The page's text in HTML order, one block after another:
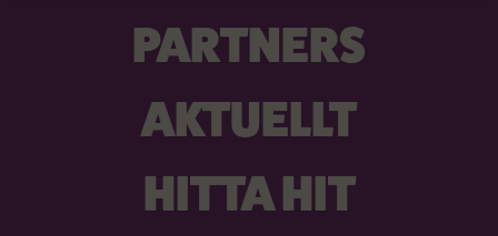
PARTNERS
AKTUELLT
HITTA HIT